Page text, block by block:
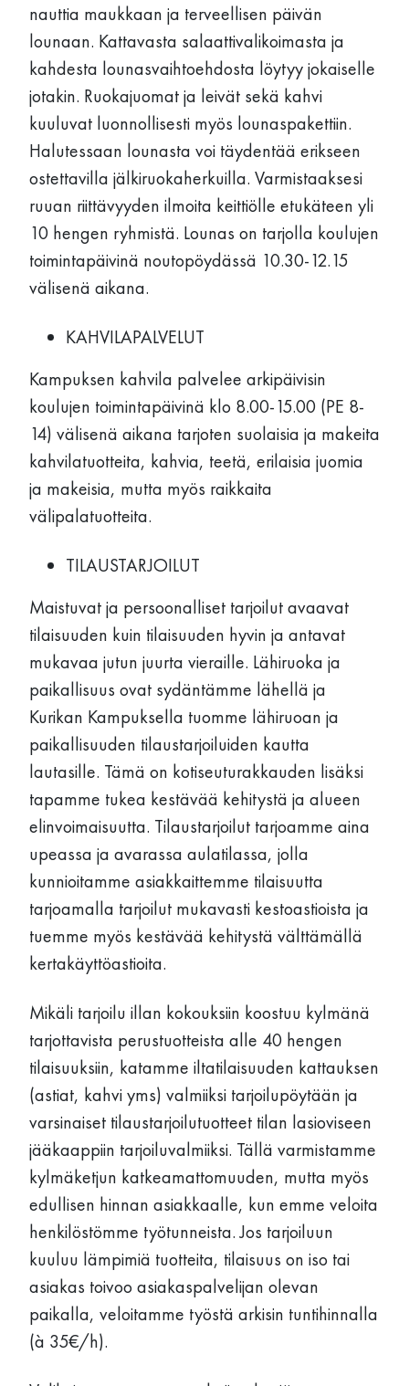
nauttia maukkaan ja terveellisen päivän
lounaan. Kattavasta salaattivalikoimasta ja
kahdesta lounasvaihtoehdosta löytyy jokaiselle
jotakin. Ruokajuomat ja leivät sekä kahvi
kuuluvat luonnollisesti myös lounaspakettiin.
Halutessaan lounasta voi täydentää erikseen
ostettavilla jälkiruokaherkuilla. Varmistaaksesi
ruuan riittävyyden ilmoita keittiölle etukäteen yli
10 hengen ryhmistä. Lounas on tarjolla koulujen
toimintapäivinä noutopöydässä 10.30-12.15
välisenä aikana.
KAHVILAPALVELUT
Kampuksen kahvila palvelee arkipäivisin
koulujen toimintapäivinä klo 8.00-15.00 (PE 8-
14) välisenä aikana tarjoten suolaisia ja makeita
kahvilatuotteita, kahvia, teetä, erilaisia juomia
ja makeisia, mutta myös raikkaita
välipalatuotteita.
TILAUSTARJOILUT
Maistuvat ja persoonalliset tarjoilut avaavat
tilaisuuden kuin tilaisuuden hyvin ja antavat
mukavaa jutun juurta vieraille. Lähiruoka ja
paikallisuus ovat sydäntämme lähellä ja
Kurikan Kampuksella tuomme lähiruoan ja
paikallisuuden tilaustarjoiluiden kautta
lautasille. Tämä on kotiseuturakkauden lisäksi
tapamme tukea kestävää kehitystä ja alueen
elinvoimaisuutta. Tilaustarjoilut tarjoamme aina
upeassa ja avarassa aulatilassa, jolla
kunnioitamme asiakkaittemme tilaisuutta
tarjoamalla tarjoilut mukavasti kestoastioista ja
tuemme myös kestävää kehitystä välttämällä
kertakäyttöastioita.
Mikäli tarjoilu illan kokouksiin koostuu kylmänä
tarjottavista perustuotteista alle 40 hengen
tilaisuuksiin, katamme iltatilaisuuden kattauksen
(astiat, kahvi yms) valmiiksi tarjoilupöytään ja
varsinaiset tilaustarjoilutuotteet tilan lasioviseen
jääkaappiin tarjoiluvalmiiksi. Tällä varmistamme
kylmäketjun katkeamattomuuden, mutta myös
edullisen hinnan asiakkaalle, kun emme veloita
henkilöstömme työtunneista. Jos tarjoiluun
kuuluu lämpimiä tuotteita, tilaisuus on iso tai
asiakas toivoo asiakaspalvelijan olevan
paikalla, veloitamme työstä arkisin tuntihinnalla
(à 35€/h).